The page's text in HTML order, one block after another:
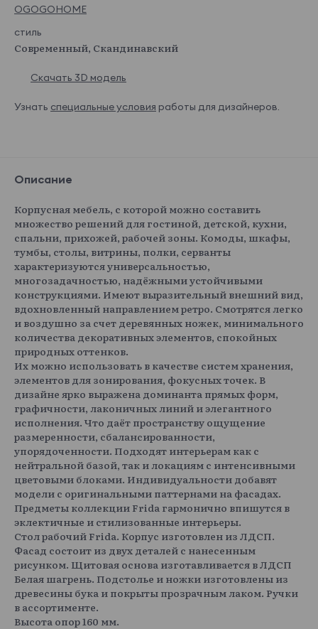
OGOGOHOME
стиль
Современный, Скандинавский
Скачать 3D модель
Узнать специальные условия работы для дизайнеров.
Описание
Корпусная мебель, с которой можно составить
множество решений для гостиной, детской, кухни,
спальни, прихожей, рабочей зоны. Комоды, шкафы,
тумбы, столы, витрины, полки, серванты
характеризуются универсальностью,
многозадачностью, надёжными устойчивыми
конструкциями. Имеют выразительный внешний вид,
вдохновленный направлением ретро. Смотрятся легко
и воздушно за счет деревянных ножек, минимального
количества декоративных элементов, спокойных
природных оттенков.
Их можно использовать в качестве систем хранения,
элементов для зонирования, фокусных точек. В
дизайне ярко выражена доминанта прямых форм,
графичности, лаконичных линий и элегантного
исполнения. Что даёт пространству ощущение
размеренности, сбалансированности,
упорядоченности. Подходят интерьерам как с
нейтральной базой, так и локациям с интенсивными
цветовыми блоками. Индивидуальности добавят
модели с оригинальными паттернами на фасадах.
Предметы коллекции Frida гармонично впишутся в
эклектичные и стилизованные интерьеры.
Стол рабочий Frida. Корпус изготовлен из ЛДСП.
Фасад состоит из двух деталей с нанесенным
рисунком. Щитовая основа изготавливается в ЛДСП
Белая шагрень. Подстолье и ножки изготовлены из
древесины бука и покрыты прозрачным лаком. Ручки
в ассортименте.
Высота опор 160 мм.